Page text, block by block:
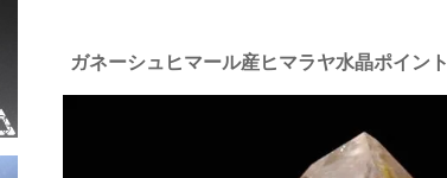
ガネーシュヒマール産ヒマラヤ水晶ポイント